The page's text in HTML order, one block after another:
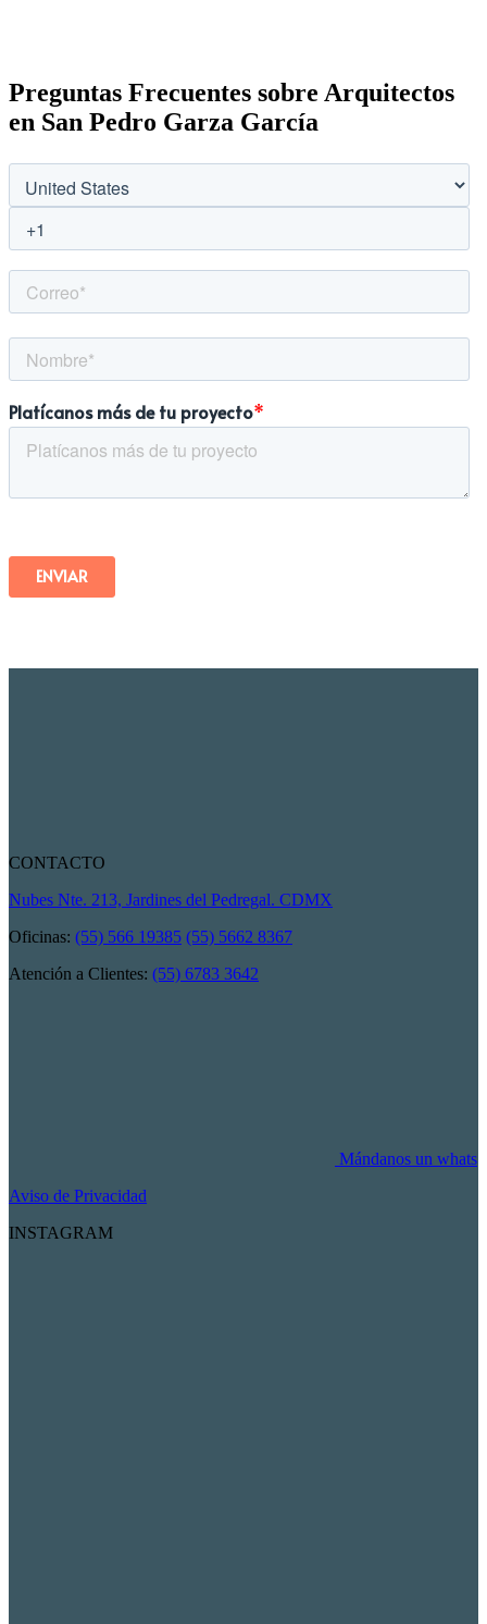
Preguntas Frecuentes sobre Arquitectos
en San Pedro Garza García
CONTACTO
Nubes Nte. 213, Jardines del Pedregal. CDMX
Oficinas: (55) 566 19385 (55) 5662 8367
Atención a Clientes: (55) 6783 3642
Mándanos un whats
Aviso de Privacidad
INSTAGRAM